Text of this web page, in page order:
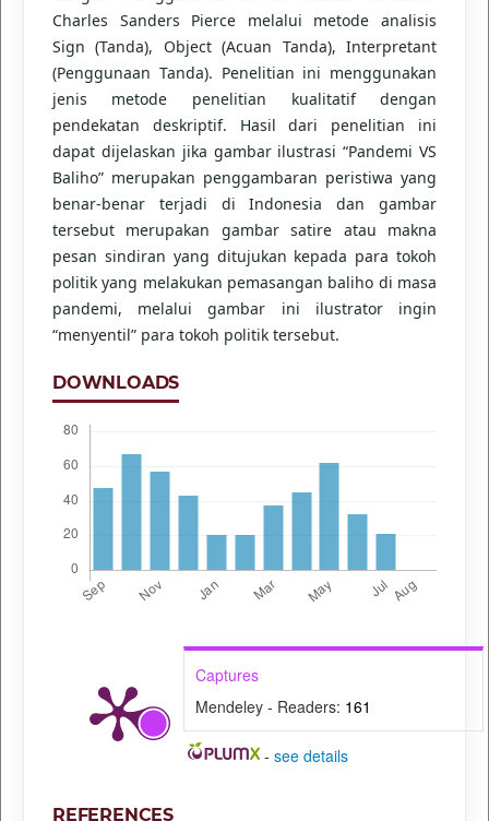
Charles Sanders Pierce melalui metode analisis
Sign (Tanda), Object (Acuan Tanda), Interpretant
(Penggunaan Tanda). Penelitian ini menggunakan
jenis metode penelitian kualitatif dengan
pendekatan deskriptif. Hasil dari penelitian ini
dapat dijelaskan jika gambar ilustrasi “Pandemi VS
Baliho” merupakan penggambaran peristiwa yang
benar-benar terjadi di Indonesia dan gambar
tersebut merupakan gambar satire atau makna
pesan sindiran yang ditujukan kepada para tokoh
politik yang melakukan pemasangan baliho di masa
pandemi, melalui gambar ini ilustrator ingin
“menyentil” para tokoh politik tersebut.
DOWNLOADS
Captures
Mendeley - Readers: 161
- see details
REFERENCES